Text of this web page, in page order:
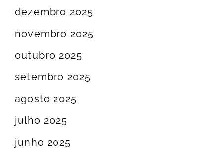
dezembro 2025
novembro 2025
outubro 2025
setembro 2025
agosto 2025
julho 2025
junho 2025